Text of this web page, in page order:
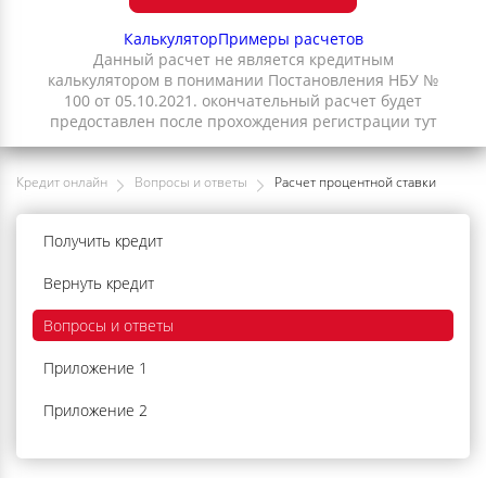
КалькуляторПримеры расчетов
Данный расчет не является кредитным
калькулятором в понимании Постановления НБУ №
100 от 05.10.2021. окончательный расчет будет
предоставлен после прохождения регистрации тут
Кредит онлайн Вопросы и ответы Расчет процентной ставки
Получить кредит
Вернуть кредит
Вопросы и ответы
Приложение 1
Приложение 2